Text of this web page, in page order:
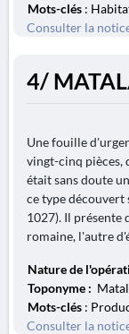
Mots-clés :
Consulter la
4/
Une fouille
vingt-cinq pièces,
était sans doute
ce type découvert
1027). Il présente
romaine, l'autre
Nature de
Toponyme :
Mots-clés :
Consulter la